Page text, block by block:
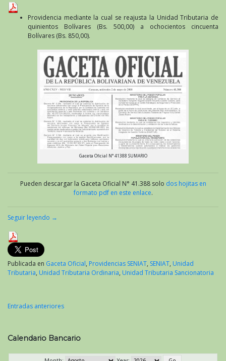
Providencia mediante la cual se reajusta la Unidad Tributaria de
quinientos Bolívares (Bs. 500,00) a ochocientos cincuenta
Bolívares (Bs. 850,00).
Gaceta Oficial N° 41388 SUMARIO
Pueden descargar la Gaceta Oficial N° 41.388 solo dos hojitas en
formato pdf en este enlace.
Seguir leyendo →
Publicada en Gaceta Oficial, Providencias SENIAT, SENIAT, Unidad
Tributaria, Unidad Tributaria Ordinaria, Unidad Tributaria Sancionatoria
de
entradas
Entradas anteriores
Calendario Bancario